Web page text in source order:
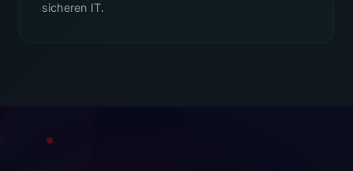
sicheren IT.